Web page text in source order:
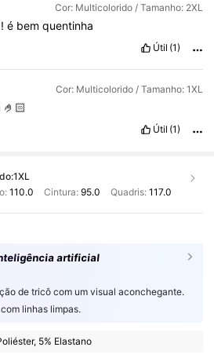
Cor: Multicolorido / Tamanho: 2XL
é bem quentinha
Útil (1)
Cor: Multicolorido / Tamanho: 1XL
🤌🏻
Útil (1)
1XL
110.0 Cintura: 95.0 Quadris: 117.0
artificial
de tricô com um visual aconchegante.
linhas limpas.
5% Elastano